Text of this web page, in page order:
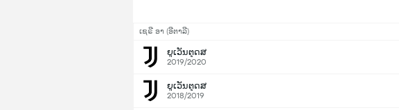
ເຊຣີ ອາ (ອີຕາລີ)
ຍູເວັນຕຸດສ
2019/2020
ຍູເວັນຕຸດສ
2018/2019